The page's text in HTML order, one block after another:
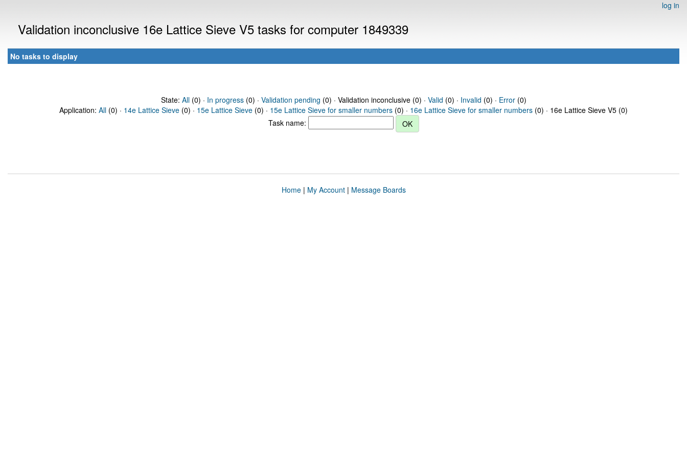
log in
Validation inconclusive 16e Lattice Sieve V5 tasks for computer 1849339
No tasks to display
State: All(0) · In progress(0) · Validation pending (0) · Validation inconclusive (0) · Valid (0) · Invalid (0) · Error(0)
Application: All (0) · 14e Lattice Sieve (0) · 15e Lattice Sieve (0) · 15e Lattice Sieve for smaller numbers (0) · 16e Lattice Sieve for smaller numbers (0) · 16e Lattice Sieve V5 (0)
Task name:
Home| My Account| Message Boards